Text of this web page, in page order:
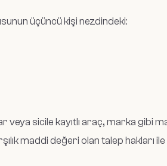
üçüncü kişi nezdindeki:
veya sicile kayıtlı araç, marka gibi
maddi değeri olan talep hakları